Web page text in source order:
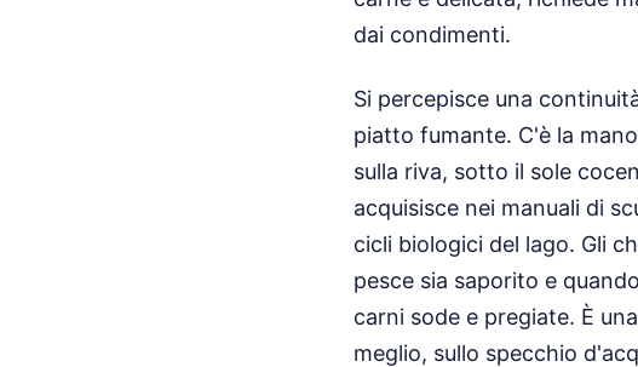
dai condimenti.
Si percepisce una
piatto fumante. C'è la
sulla riva, sotto il sole
acquisisce nei manuali di
cicli biologici del lago. Gli
pesce sia saporito e
carni sode e pregiate. È
meglio, sullo specchio